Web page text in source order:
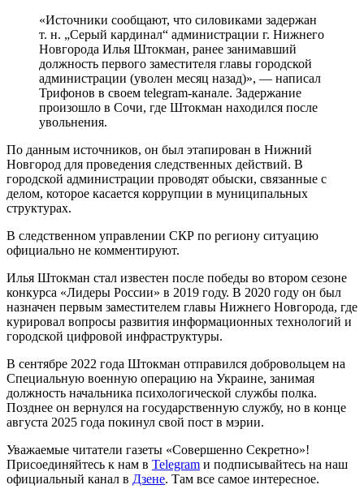
«Источники сообщают, что силовиками задержан
т. н. „Серый кардинал“ администрации г. Нижнего
Новгорода Илья Штокман, ранее занимавший
должность первого заместителя главы городской
администрации (уволен месяц назад)», — написал
Трифонов в своем telegram-канале. Задержание
произошло в Сочи, где Штокман находился после
увольнения.
По данным источников, он был этапирован в Нижний
Новгород для проведения следственных действий. В
городской администрации проводят обыски, связанные с
делом, которое касается коррупции в муниципальных
структурах.
В следственном управлении СКР по региону ситуацию
официально не комментируют.
Илья Штокман стал известен после победы во втором сезоне
конкурса «Лидеры России» в 2019 году. В 2020 году он был
назначен первым заместителем главы Нижнего Новгорода, где
курировал вопросы развития информационных технологий и
городской цифровой инфраструктуры.
В сентябре 2022 года Штокман отправился добровольцем на
Специальную военную операцию на Украине, занимая
должность начальника психологической службы полка.
Позднее он вернулся на государственную службу, но в конце
августа 2025 года покинул свой пост в мэрии.
Уважаемые читатели газеты «Совершенно Секретно»!
Присоединяйтесь к нам в Telegram и подписывайтесь на наш
официальный канал в Дзене. Там все самое интересное.